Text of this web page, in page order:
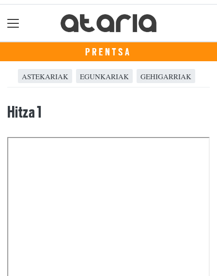
PRENTSA
ASTEKARIAK EGUNKARIAK GEHIGARRIAK
Hitza 1